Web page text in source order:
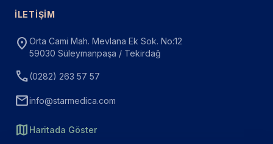
İLETIŞIM
location_on Orta Cami Mah. Mevlana Ek Sok. No:12
59030 Süleymanpaşa / Tekirdağ
call(0282) 263 57 57
mailinfo@starmedica.com
map Haritada Göster